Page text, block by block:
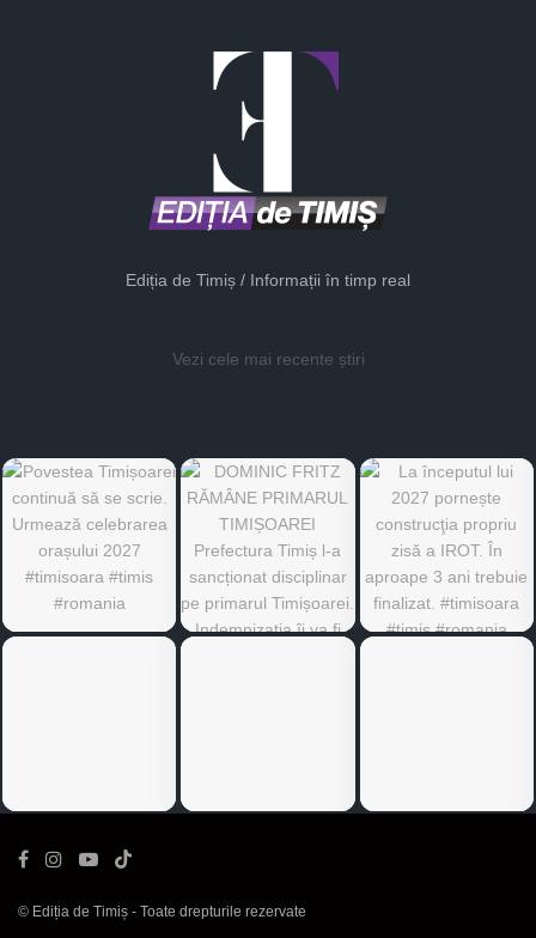
Ediția de Timiș / Informații în timp real
Vezi cele mai recente știri
© Ediția de Timiș - Toate drepturile rezervate